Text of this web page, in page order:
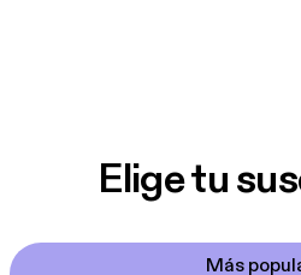
Elige tu
Más